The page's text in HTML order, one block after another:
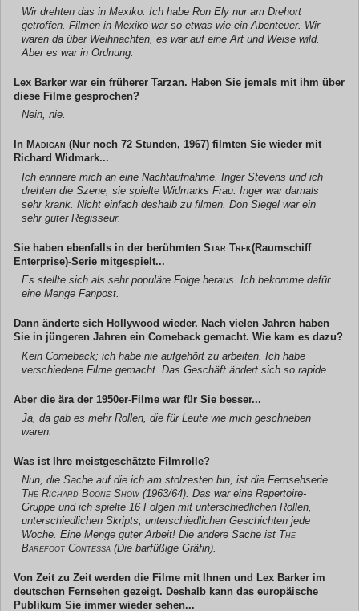
Wir drehten das in Mexiko. Ich habe Ron Ely nur am Drehort
getroffen. Filmen in Mexiko war so etwas wie ein Abenteuer. Wir
waren da über Weihnachten, es war auf eine Art und Weise wild.
Aber es war in Ordnung.
Lex Barker war ein früherer Tarzan. Haben Sie jemals mit ihm über
diese Filme gesprochen?
Nein, nie.
In Madigan (Nur noch 72 Stunden, 1967) filmten Sie wieder mit
Richard Widmark...
Ich erinnere mich an eine Nachtaufnahme. Inger Stevens und ich
drehten die Szene, sie spielte Widmarks Frau. Inger war damals
sehr krank. Nicht einfach deshalb zu filmen. Don Siegel war ein
sehr guter Regisseur.
Sie haben ebenfalls in der berühmten Star Trek(Raumschiff
Enterprise)-Serie mitgespielt...
Es stellte sich als sehr populäre Folge heraus. Ich bekomme dafür
eine Menge Fanpost.
Dann änderte sich Hollywood wieder. Nach vielen Jahren haben
Sie in jüngeren Jahren ein Comeback gemacht. Wie kam es dazu?
Kein Comeback; ich habe nie aufgehört zu arbeiten. Ich habe
verschiedene Filme gemacht. Das Geschäft ändert sich so rapide.
Aber die ära der 1950er-Filme war für Sie besser...
Ja, da gab es mehr Rollen, die für Leute wie mich geschrieben
waren.
Was ist Ihre meistgeschätzte Filmrolle?
Nun, die Sache auf die ich am stolzesten bin, ist die Fernsehserie
The Richard Boone Show (1963/64). Das war eine Repertoire-
Gruppe und ich spielte 16 Folgen mit unterschiedlichen Rollen,
unterschiedlichen Skripts, unterschiedlichen Geschichten jede
Woche. Eine Menge guter Arbeit! Die andere Sache ist The
Barefoot Contessa (Die barfüßige Gräfin).
Von Zeit zu Zeit werden die Filme mit Ihnen und Lex Barker im
deutschen Fernsehen gezeigt. Deshalb kann das europäische
Publikum Sie immer wieder sehen...